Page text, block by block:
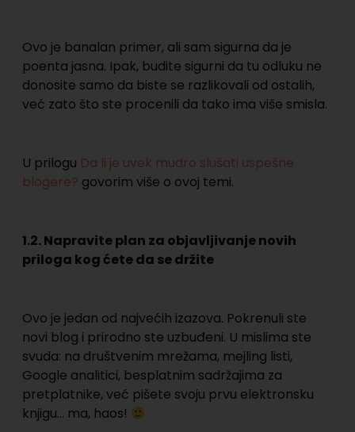
Ovo je banalan primer, ali sam sigurna da je
poenta jasna. Ipak, budite sigurni da tu odluku ne
donosite samo da biste se razlikovali od ostalih,
već zato što ste procenili da tako ima više smisla.
U prilogu Da li je uvek mudro slušati uspešne
blogere? govorim više o ovoj temi.
1.2. Napravite plan za objavljivanje novih
priloga kog ćete da se držite
Ovo je jedan od najvećih izazova. Pokrenuli ste
novi blog i prirodno ste uzbuđeni. U mislima ste
svuda: na društvenim mrežama, mejling listi,
Google analitici, besplatnim sadržajima za
pretplatnike, već pišete svoju prvu elektronsku
knjigu… ma, haos!